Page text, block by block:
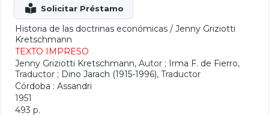
Historia de las doctrinas económicas / Jenny Griziotti
Kretschmann
TEXTO IMPRESO
Jenny Griziotti Kretschmann, Autor ; Irma F. de Fierro,
Traductor ; Dino Jarach (1915-1996), Traductor
Córdoba : Assandri
1951
493 p.